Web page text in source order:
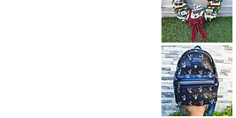
WORK
GREAT
Little
Mermaid
Under
The
Sea
Ariel
Sebastian
*LIMITED*
Light
Up
Thomas
Kinkade
Hamilton
Collection
Christmas